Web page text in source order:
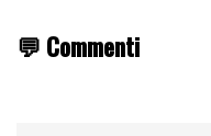
💬 Commenti